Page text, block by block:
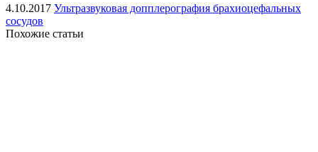
4.10.2017 Ультразвуковая допплерография брахиоцефальных
сосудов
Похожие статьи